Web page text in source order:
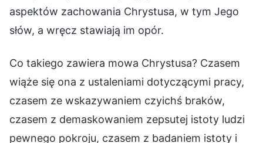
aspektów zachowania Chrystusa, w tym Jego
słów, a wręcz stawiają im opór.
Co takiego zawiera mowa Chrystusa? Czasem
wiąże się ona z ustaleniami dotyczącymi pracy,
czasem ze wskazywaniem czyichś braków,
czasem z demaskowaniem zepsutej istoty ludzi
pewnego pokroju, czasem z badaniem istoty i